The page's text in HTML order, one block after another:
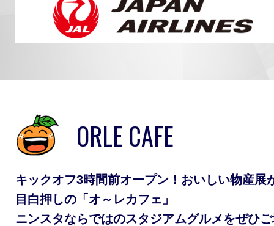
ORLE CAFE
キックオフ3時間前オープン！おいしい物産展
目白押しの「オ～レカフェ」
ニンスタならではのスタジアムグルメをぜひ